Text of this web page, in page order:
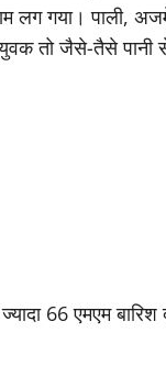
लग गया। पाली,
तो जैसे-तैसे पानी
66 एमएम बारिश